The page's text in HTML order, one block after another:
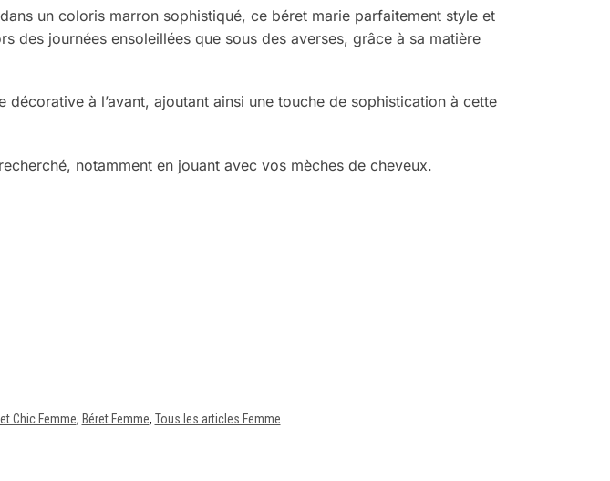
un coloris marron sophistiqué, ce béret marie parfaitement style et
des journées ensoleillées que sous des averses, grâce à sa matière
décorative à l’avant, ajoutant ainsi une touche de sophistication à cette
notamment en jouant avec vos mèches de cheveux.
Chic Femme, Béret Femme, Tous les articles Femme